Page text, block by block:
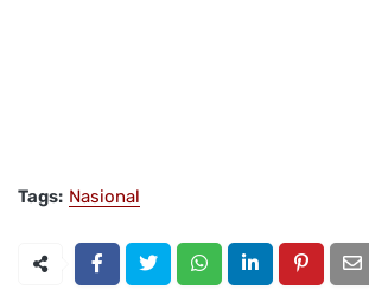
Tags: Nasional